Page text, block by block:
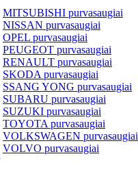
MITSUBISHI purvasaugiai
NISSAN purvasaugiai
OPEL purvasaugiai
PEUGEOT purvasaugiai
RENAULT purvasaugiai
SKODA purvasaugiai
SSANG YONG purvasaugiai
SUBARU purvasaugiai
SUZUKI purvasaugiai
TOYOTA purvasaugiai
VOLKSWAGEN purvasaugiai
VOLVO purvasaugiai